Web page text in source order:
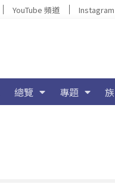
YouTube 頻道 Instagram
總覽 專題